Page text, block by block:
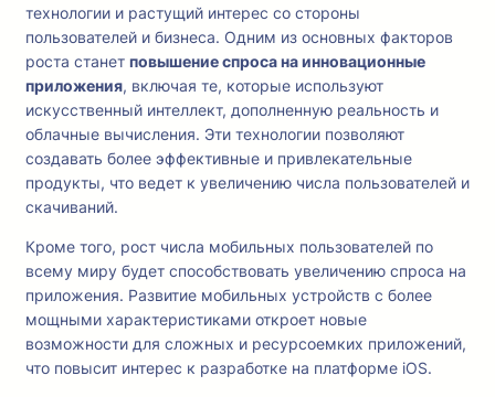
технологии и растущий интерес со стороны
пользователей и бизнеса. Одним из основных факторов
роста станет повышение спроса на инновационные
приложения, включая те, которые используют
искусственный интеллект, дополненную реальность и
облачные вычисления. Эти технологии позволяют
создавать более эффективные и привлекательные
продукты, что ведет к увеличению числа пользователей и
скачиваний.
Кроме того, рост числа мобильных пользователей по
всему миру будет способствовать увеличению спроса на
приложения. Развитие мобильных устройств с более
мощными характеристиками откроет новые
возможности для сложных и ресурсоемких приложений,
что повысит интерес к разработке на платформе iOS.